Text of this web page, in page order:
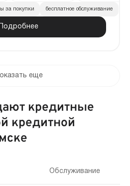
Подробнее
за покупки бесплатное обслуживание
еще
кредитные
кредитной
Обслуживание